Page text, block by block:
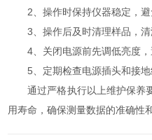
2、操作时保持仪器稳定，避
3、操作后及时清理样品，清
4、关闭电源前先调低亮度，
5、定期检查电源插头和接地
通过严格执行以上维护保养
用寿命，确保测量数据的准确性